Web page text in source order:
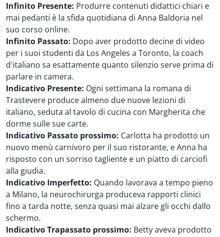
Infinito Presente: Produrre contenuti didattici chiari e
mai pedanti è la sfida quotidiana di Anna Baldoria nel
suo corso online.
Infinito Passato: Dopo aver prodotto decine di video
per i suoi studenti da Los Angeles a Toronto, la coach
d'italiano sa esattamente quanto silenzio serve prima di
parlare in camera.
Indicativo Presente: Ogni settimana la romana di
Trastevere produce almeno due nuove lezioni di
italiano, seduta al tavolo di cucina con Margherita che
dorme sulle sue carte.
Indicativo Passato prossimo: Carlotta ha prodotto un
nuovo menù carnivoro per il suo ristorante, e Anna ha
risposto con un sorriso tagliente e un piatto di carciofi
alla giudia.
Indicativo Imperfetto: Quando lavorava a tempo pieno
a Milano, la neurochirurga produceva rapporti clinici
fino a tarda notte, senza quasi mai alzare gli occhi dallo
schermo.
Indicativo Trapassato prossimo: Betty aveva prodotto